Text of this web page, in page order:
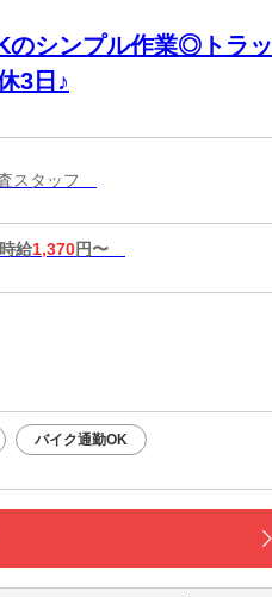
のシンプル作業◎トラッ
3日♪
スタッフ
給1,370円〜
バイク通勤OK